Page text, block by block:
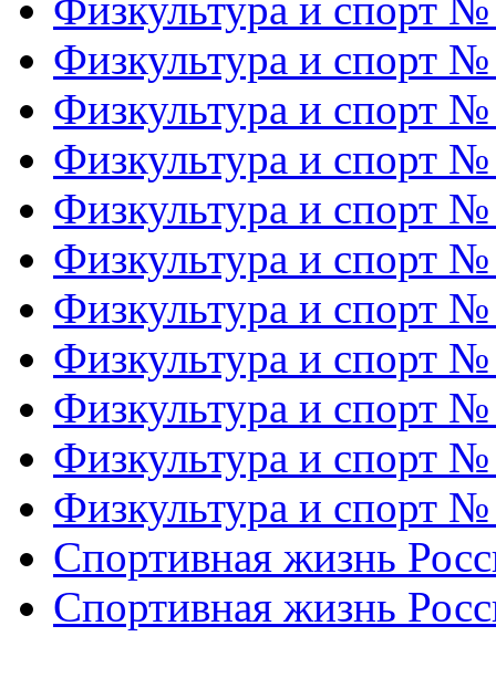
Физкультура и спорт
Физкультура и спорт
Физкультура и спорт
Физкультура и спорт
Физкультура и спорт
Физкультура и спорт
Физкультура и спорт
Физкультура и спорт
Физкультура и спорт
Физкультура и спорт
Физкультура и спорт
Спортивная жизнь
Спортивная жизнь